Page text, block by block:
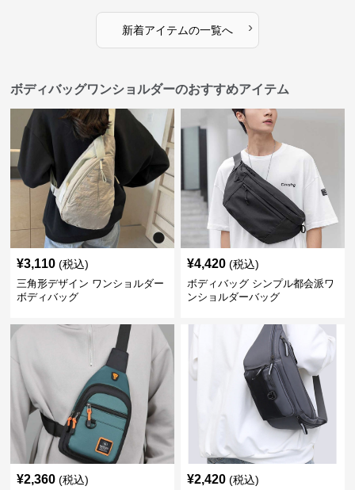
新着アイテムの一覧へ ›
ボディバッグワンショルダーのおすすめアイテム
¥3,110 (税込)
三角形デザイン ワンショルダー
ボディバッグ
¥4,420 (税込)
ボディバッグ シンプル都会派ワ
ンショルダーバッグ
¥2,360 (税込) ¥2,420 (税込)